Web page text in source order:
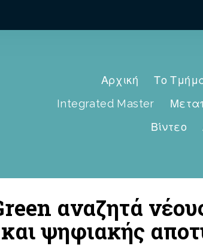
Αρχική Το
Integrated Master
Βίντεο
αναζητά
ψηφιακής